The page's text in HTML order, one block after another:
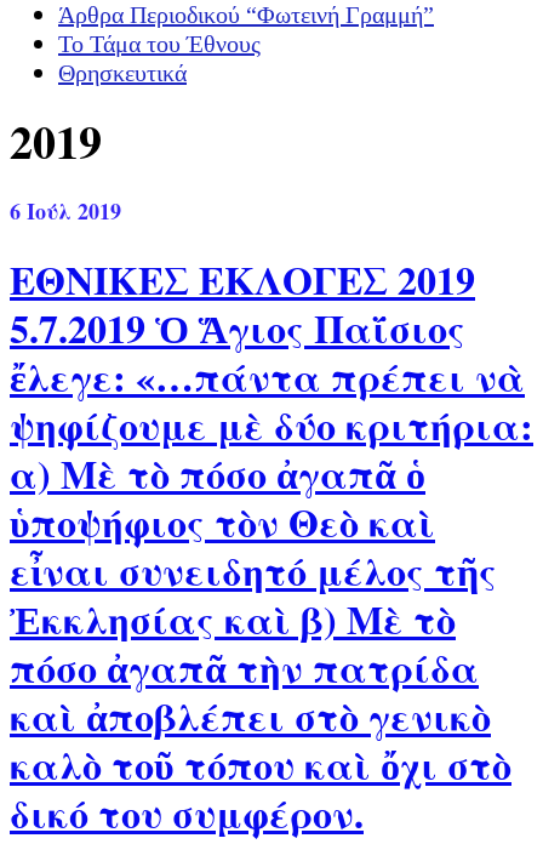
Άρθρα Περιοδικού “Φωτεινή Γραμμή”
Το Τάμα του Έθνους
Θρησκευτικά
2019
6Ιούλ 2019
ΕΘΝΙΚΕΣ ΕΚΛΟΓΕΣ 2019
5.7.2019 Ὁ Ἅγιος Παΐσιος
ἔλεγε: «…πάντα πρέπει νὰ
ψηφίζουμε μὲ δύο κριτήρια:
α) Μὲ τὸ πόσο ἀγαπᾶ ὁ
ὑποψήφιος τὸν Θεὸ καὶ
εἶναι συνειδητό μέλος τῆς
Ἐκκλησίας καὶ β) Μὲ τὸ
πόσο ἀγαπᾶ τὴν πατρίδα
καὶ ἀποβλέπει στὸ γενικὸ
καλὸ τοῦ τόπου καὶ ὄχι στὸ
δικό του συμφέρον.